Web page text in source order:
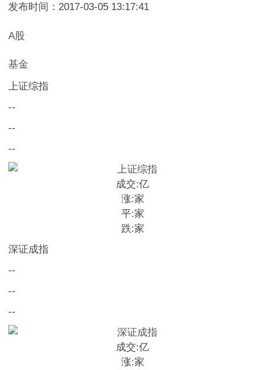
发布时间：2017-03-05 13:17:41
A股
基金
上证综指
--
--
--
成交:亿
涨:家
平:家
跌:家
深证成指
--
--
--
成交:亿
涨:家